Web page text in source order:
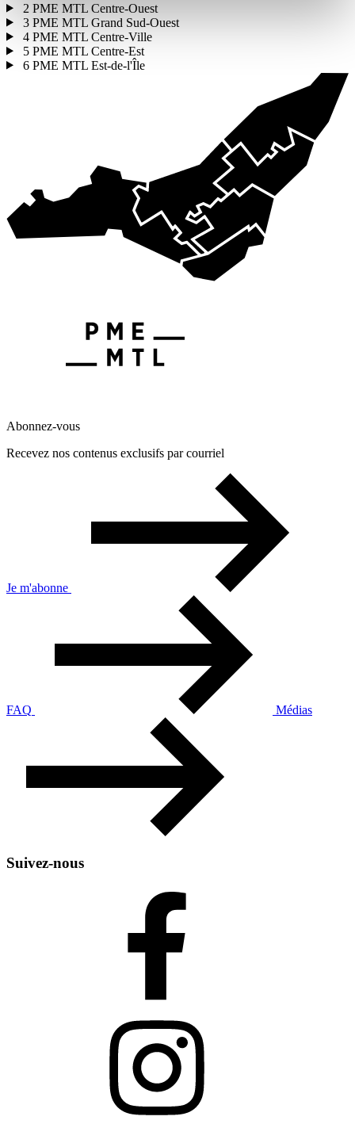
2 PME MTL Centre-Ouest
3 PME MTL Grand Sud-Ouest
4 PME MTL Centre-Ville
5 PME MTL Centre-Est
6 PME MTL Est-de-l'Île
Abonnez-vous
Recevez nos contenus exclusifs par courriel
Je m'abonne
FAQ Médias
Suivez-nous